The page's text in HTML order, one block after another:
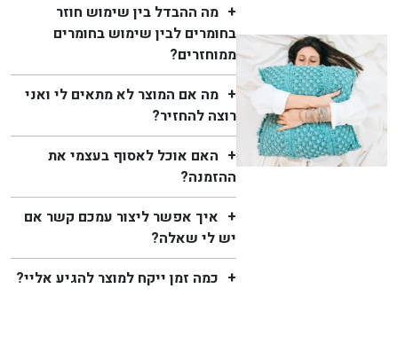
מה ההבדל בין שימוש חוזר
בחומרים לבין שימוש בחומרים
ממוחזרים?
מה אם המוצר לא מתאים לי ואני
רוצה להחזיר?
האם אוכל לאסוף בעצמי את
ההזמנה?
איך אפשר ליצור עמכם קשר אם
יש לי שאלה?
כמה זמן ייקח למוצר להגיע אליי?